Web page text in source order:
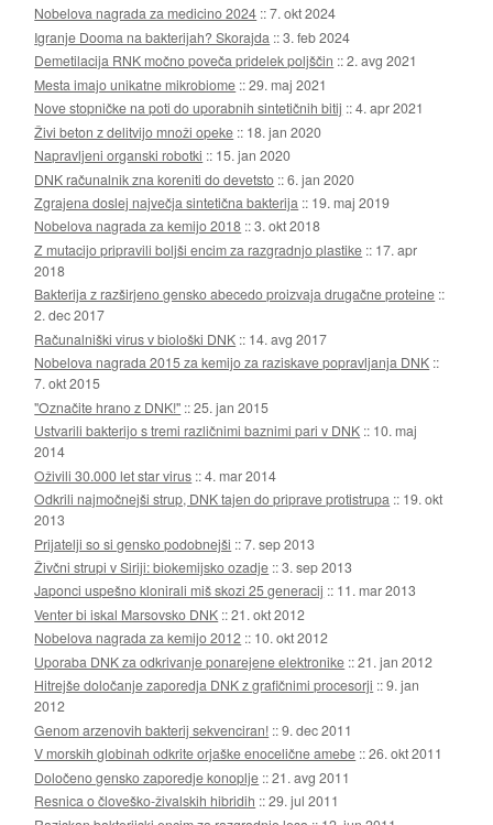
Nobelova nagrada za medicino 2024 ::7. okt 2024
Igranje Dooma na bakterijah? Skorajda ::3. feb 2024
Demetilacija RNK močno poveča pridelek poljščin ::2. avg 2021
Mesta imajo unikatne mikrobiome ::29. maj 2021
Nove stopničke na poti do uporabnih sintetičnih bitij ::4. apr 2021
Živi beton z delitvijo množi opeke :: 18. jan 2020
Napravljeni organski robotki :: 15. jan 2020
DNK računalnik zna koreniti do devetsto ::6. jan 2020
Zgrajena doslej največja sintetična bakterija :: 19. maj 2019
Nobelova nagrada za kemijo 2018 ::3. okt 2018
Z mutacijo pripravili boljši encim za razgradnjo plastike :: 17. apr
2018
Bakterija z razširjeno gensko abecedo proizvaja drugačne proteine ::
2. dec 2017
Računalniški virus v biološki DNK :: 14. avg 2017
Nobelova nagrada 2015 za kemijo za raziskave popravljanja DNK ::
7. okt 2015
"Označite hrano z DNK!" ::25. jan 2015
Ustvarili bakterijo s tremi različnimi baznimi pari v DNK :: 10. maj
2014
Oživili 30.000 let star virus ::4. mar 2014
Odkrili najmočnejši strup, DNK tajen do priprave protistrupa :: 19. okt
2013
Prijatelji so si gensko podobnejši ::7. sep 2013
Živčni strupi v Siriji: biokemijsko ozadje ::3. sep 2013
Japonci uspešno klonirali miš skozi 25 generacij :: 11. mar 2013
Venter bi iskal Marsovsko DNK ::21. okt 2012
Nobelova nagrada za kemijo 2012 :: 10. okt 2012
Uporaba DNK za odkrivanje ponarejene elektronike ::21. jan 2012
Hitrejše določanje zaporedja DNK z grafičnimi procesorji ::9. jan
2012
Genom arzenovih bakterij sekvenciran! ::9. dec 2011
V morskih globinah odkrite orjaške enocelične amebe ::26. okt 2011
Določeno gensko zaporedje konoplje ::21. avg 2011
Resnica o človeško-živalskih hibridih ::29. jul 2011